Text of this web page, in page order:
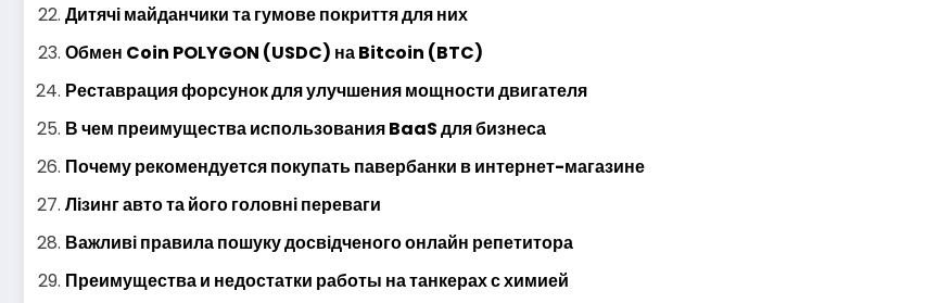
Дитячі майданчики та гумове покриття для них
Обмен Coin POLYGON (USDC) на Bitcoin (BTC)
Реставрация форсунок для улучшения мощности двигателя
В чем преимущества использования BaaS для бизнеса
Почему рекомендуется покупать павербанки в интернет-магазине
Лізинг авто та його головні переваги
Важливі правила пошуку досвідченого онлайн репетитора
Преимущества и недостатки работы на танкерах с химией